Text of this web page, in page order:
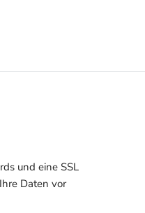
und eine SSL
Daten vor